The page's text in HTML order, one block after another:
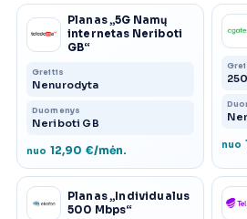
Planas „5G Namų
internetas Neriboti
GB“
Greitis
Nenurodyta
Duomenys
Neriboti GB
nuo 12,90 €/mėn. nuo
Planas „Individualus
500 Mbps“